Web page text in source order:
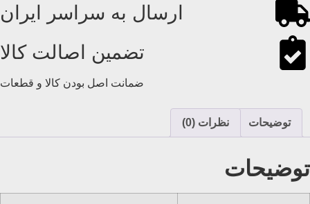
ارسال به سراسر ایران
تضمین اصالت کالا
ضمانت اصل بودن کالا و قطعات
توضیحات نظرات (0)
توضیحات